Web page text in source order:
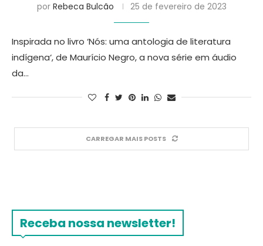
por Rebeca Bulcão 25 de fevereiro de 2023
Inspirada no livro ‘Nós: uma antologia de literatura
indígena‘, de Maurício Negro, a nova série em áudio
da…
CARREGAR MAIS POSTS
Receba nossa newsletter!